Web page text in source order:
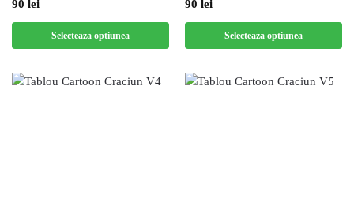
90 lei
Selecteaza optiunea
90 lei
Selecteaza optiunea